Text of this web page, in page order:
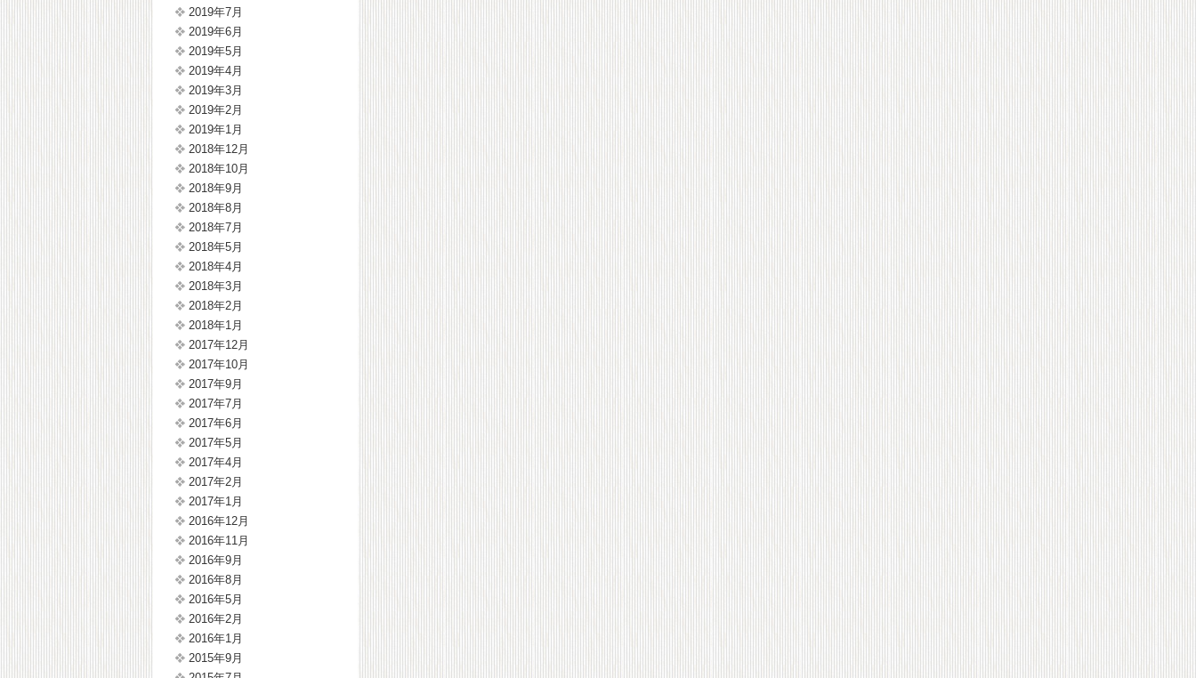
2019年7月
2019年6月
2019年5月
2019年4月
2019年3月
2019年2月
2019年1月
2018年12月
2018年10月
2018年9月
2018年8月
2018年7月
2018年5月
2018年4月
2018年3月
2018年2月
2018年1月
2017年12月
2017年10月
2017年9月
2017年7月
2017年6月
2017年5月
2017年4月
2017年2月
2017年1月
2016年12月
2016年11月
2016年9月
2016年8月
2016年5月
2016年2月
2016年1月
2015年9月